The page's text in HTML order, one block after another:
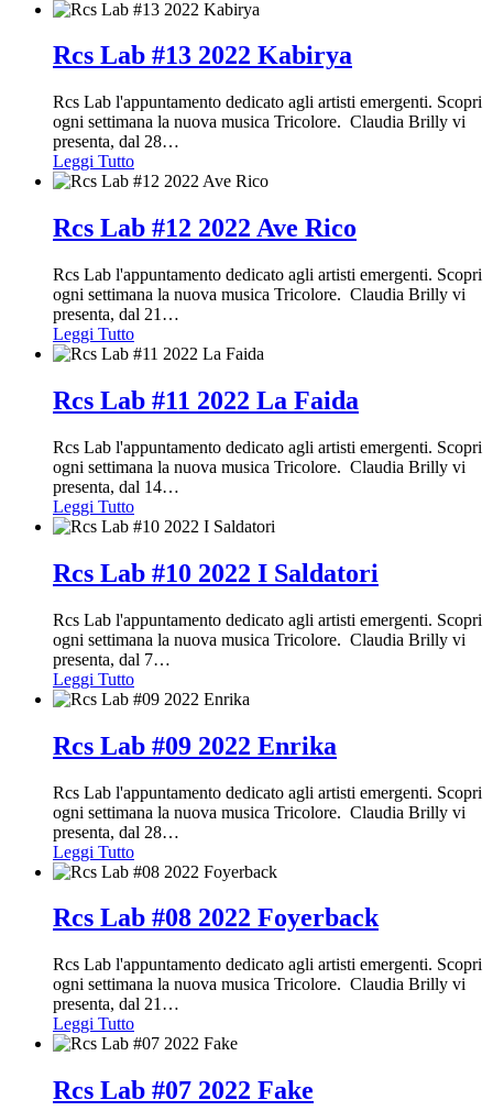
Rcs Lab #13 2022 Kabirya
Rcs Lab l'appuntamento dedicato agli artisti emergenti. Scopri
ogni settimana la nuova musica Tricolore. Claudia Brilly vi
presenta, dal 28…
Leggi Tutto
Rcs Lab #12 2022 Ave Rico
Rcs Lab l'appuntamento dedicato agli artisti emergenti. Scopri
ogni settimana la nuova musica Tricolore. Claudia Brilly vi
presenta, dal 21 …
Leggi Tutto
Rcs Lab #11 2022 La Faida
Rcs Lab l'appuntamento dedicato agli artisti emergenti. Scopri
ogni settimana la nuova musica Tricolore. Claudia Brilly vi
presenta, dal 14…
Leggi Tutto
Rcs Lab #10 2022 I Saldatori
Rcs Lab l'appuntamento dedicato agli artisti emergenti. Scopri
ogni settimana la nuova musica Tricolore. Claudia Brilly vi
presenta, dal 7…
Leggi Tutto
Rcs Lab #09 2022 Enrika
Rcs Lab l'appuntamento dedicato agli artisti emergenti. Scopri
ogni settimana la nuova musica Tricolore. Claudia Brilly vi
presenta, dal 28…
Leggi Tutto
Rcs Lab #08 2022 Foyerback
Rcs Lab l'appuntamento dedicato agli artisti emergenti. Scopri
ogni settimana la nuova musica Tricolore. Claudia Brilly vi
presenta, dal 21 …
Leggi Tutto
Rcs Lab #07 2022 Fake